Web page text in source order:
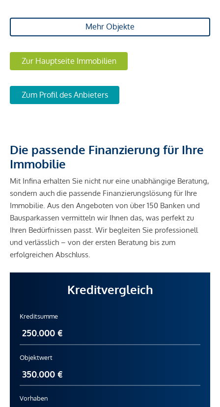
Mehr Objekte
Zur Hauptseite Immobilien
Zum Profil des Anbieters
Die passende Finanzierung für Ihre
Immobilie
Mit Infina erhalten Sie nicht nur eine unabhängige Beratung,
sondern auch die passende Finanzierungslösung für Ihre
Immobilie. Aus den Angeboten von über 150 Banken und
Bausparkassen vermitteln wir Ihnen das, was perfekt zu
Ihren Bedürfnissen passt. Wir begleiten Sie professionell
und verlässlich – von der ersten Beratung bis zum
erfolgreichen Abschluss.
Kreditvergleich
Kreditsumme
Objektwert
Vorhaben